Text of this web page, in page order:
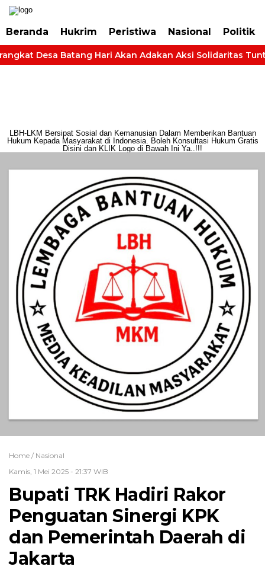
https://dashboard.mgid.com/user/activate/id/685224/code/
Beranda Hukrim Peristiwa Nasional Politik
Desa Batang Hari Akan Adakan Aksi Solidaritas
LBH-LKM Bersipat Sosial dan Kemanusian Dalam Memberikan Bantuan
Hukum Kepada Masyarakat di Indonesia. Boleh Konsultasi Hukum Gratis
Disini dan KLIK Logo di Bawah Ini Ya..!!!
Home / Nasional
Kamis, 1 Mei 2025 - 21:37 WIB
Bupati TRK Hadiri Rakor
Penguatan Sinergi KPK
dan Pemerintah Daerah di
Jakarta